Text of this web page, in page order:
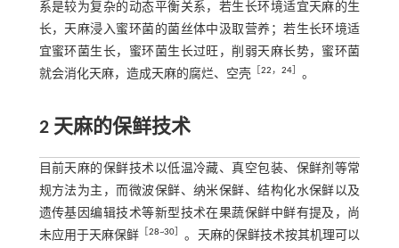
系是较为复杂的动态平衡关系，若生长环境适宜天麻的生
长，天麻浸入蜜环菌的菌丝体中汲取营养；若生长环境适
宜蜜环菌生长，蜜环菌生长过旺，削弱天麻长势，蜜环菌
就会消化天麻，造成天麻的腐烂、空壳［ 22， 24］ 。
2 天麻的保鲜技术
目前天麻的保鲜技术以低温冷藏、真空包装、保鲜剂等常
规方法为主，而微波保鲜、纳米保鲜、结构化水保鲜以及
遗传基因编辑技术等新型技术在果蔬保鲜中鲜有提及，尚
未应用于天麻保鲜 ［28~30
。天麻的保鲜技术按其机理可以